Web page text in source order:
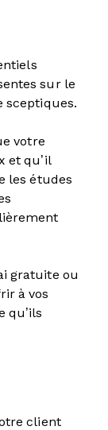
sur le
sceptiques.
votre
et qu’il
les études
gratuite ou
à vos
qu’ils
client